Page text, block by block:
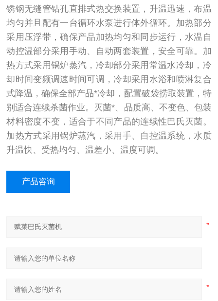
锈钢无缝管钻孔直排式热交换装置，升温迅速，布温
均匀并且配有一台循环水泵进行体外循环。加热部分
采用压浮带，确保产品加热均匀和同步运行，水温自
动控温部分采用手动、自动两套装置，安全可靠。加
热方式采用锅炉蒸汽，冷却部分采用常温水冷却，冷
却时间变频调速时间可调，冷却采用水浴和喷淋复合
式降温，确保全部产品*冷却，配置破袋捞取装置，特
别适合连续杀菌作业。灭菌*、品质高、不变色、包装
材料密度不变，适合于不同产品的连续性巴氏灭菌。
加热方式采用锅炉蒸汽，采用手、自控温系统，水质
升温快、受热均匀、温差小、温度可调。
产品咨询